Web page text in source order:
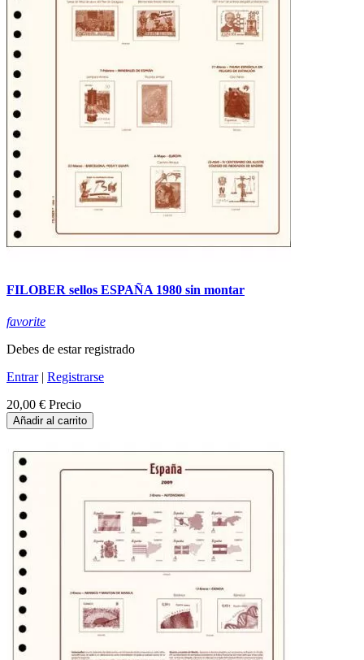
FILOBER sellos ESPAÑA 1980 sin montar
favorite
Debes de estar registrado
Entrar| Registrarse
20,00 € Precio
Añadir al carrito